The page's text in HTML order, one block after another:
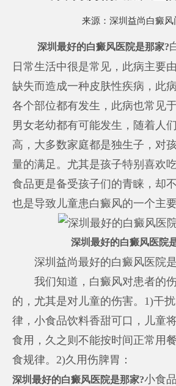
来源： 深圳益尚白癜风
深圳最好的白癜风医院是那家?
日常生活中很是常见，此病主要
缺失而造成一种皮肤性疾病，此
各个部位都有发生，此病也常见
男女老幼都有可能发生，随着人
高，大多数家庭都是独生子，对
量的满足。尤其是孩子特别喜欢
食品更是备受孩子们的青睐，却
也是导致儿童患白癜风的一个主要
深圳最好的白癜风医院
深圳益尚最好的白癜风医院
我们知道，白癜风对患者的伤
的，尤其是对儿童的伤害。1)干
律，小食品饮料香甜可口，儿童
食用，久之则不能按时间正常用
食规律。2)久用伤脾胃：
深圳最好的白癜风医院是那家?小食